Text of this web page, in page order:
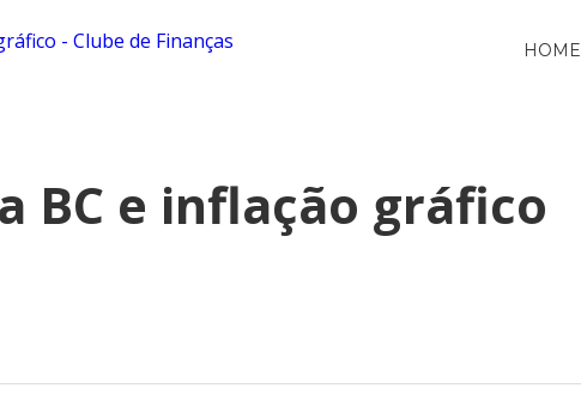
HOME
BC e inflação gráfico